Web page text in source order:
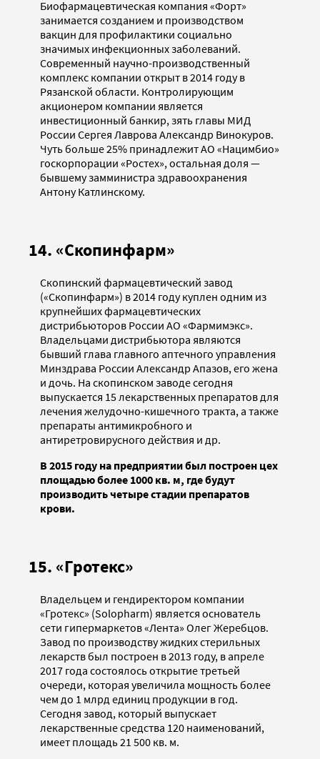
Биофармацевтическая компания «Форт»
занимается созданием и производством
вакцин для профилактики социально
значимых инфекционных заболеваний.
Современный научно-производственный
комплекс компании открыт в 2014 году в
Рязанской области. Контролирующим
акционером компании является
инвестиционный банкир, зять главы МИД
России Сергея Лаврова Александр Винокуров.
Чуть больше 25% принадлежит АО «Нацимбио»
госкорпорации «Ростех», остальная доля —
бывшему замминистра здравоохранения
Антону Катлинскому.
14. «Скопинфарм»
Скопинский фармацевтический завод
(«Скопинфарм») в 2014 году куплен одним из
крупнейших фармацевтических
дистрибьюторов России АО «Фармимэкс».
Владельцами дистрибьютора являются
бывший глава главного аптечного управления
Минздрава России Александр Апазов, его жена
и дочь. На скопинском заводе сегодня
выпускается 15 лекарственных препаратов для
лечения желудочно-кишечного тракта, а также
препараты антимикробного и
антиретровирусного действия и др.
В 2015 году на предприятии был построен цех
площадью более 1000 кв. м, где будут
производить четыре стадии препаратов
крови.
15. «Гротекс»
Владельцем и гендиректором компании
«Гротекс» (Solopharm) является основатель
сети гипермаркетов «Лента» Олег Жеребцов.
Завод по производству жидких стерильных
лекарств был построен в 2013 году, в апреле
2017 года состоялось открытие третьей
очереди, которая увеличила мощность более
чем до 1 млрд единиц продукции в год.
Сегодня завод, который выпускает
лекарственные средства 120 наименований,
имеет площадь 21 500 кв. м.